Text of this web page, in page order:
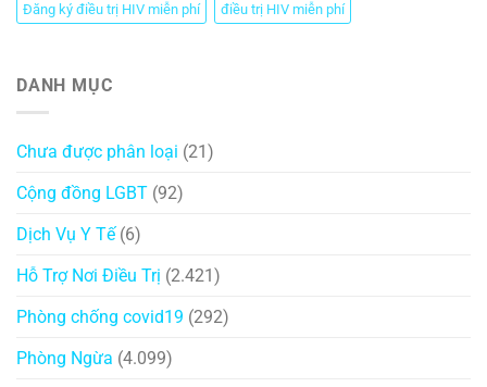
Đăng ký điều trị HIV miễn phí điều trị HIV miễn phí
DANH MỤC
Chưa được phân loại (21)
Cộng đồng LGBT (92)
Dịch Vụ Y Tế(6)
Hỗ Trợ Nơi Điều Trị (2.421)
Phòng chống covid19 (292)
Phòng Ngừa (4.099)